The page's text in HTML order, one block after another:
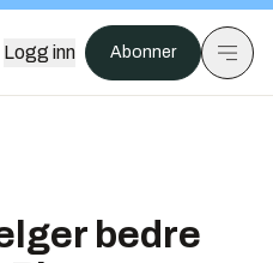
Logg inn Abonner
bedre